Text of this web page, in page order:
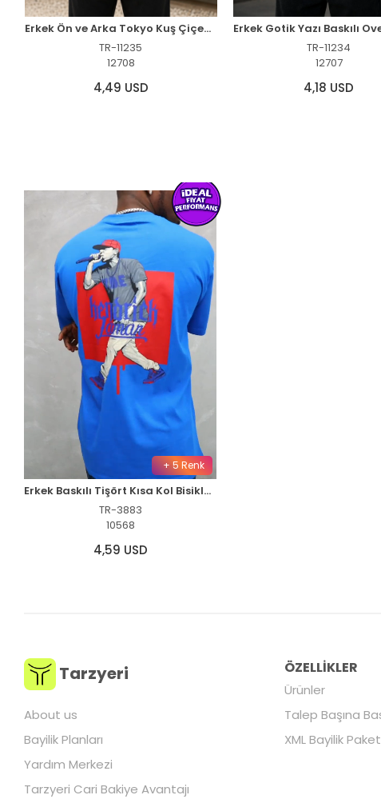
Erkek Ön ve Arka Tokyo Kuş Çiçek Baskılı Oversize T-Shirt - Ekru
TR-11235
12708
4,49 USD
TR-11234
12707
4,18 USD
+ 5 Renk
Erkek Baskılı Tişört Kısa Kol Bisiklet Yaka Oversize T-Shirt - Mavi
TR-3883
10568
4,59 USD
Tarzyeri
About us
Bayilik Planları
Yardım Merkezi
Tarzyeri Cari Bakiye Avantajı
ÖZELLİKLER
Ürünler
Talep Başına
XML Bayilik